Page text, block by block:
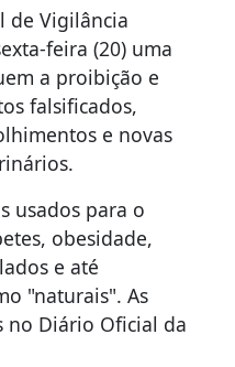
de Vigilância
feira (20) uma
a proibição e
falsificados,
e novas
usados para o
obesidade,
e até
"naturais". As
no Diário Oficial da